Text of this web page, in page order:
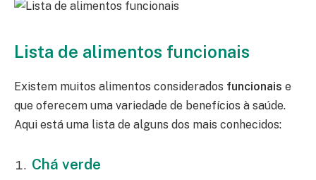
Lista de alimentos funcionais
Existem muitos alimentos considerados funcionais e
que oferecem uma variedade de benefícios à saúde.
Aqui está uma lista de alguns dos mais conhecidos:
Chá verde